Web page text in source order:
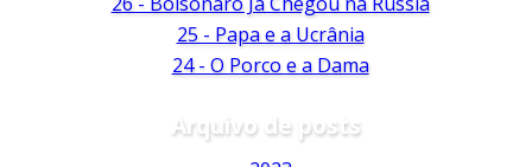
25 - Papa e a Ucrânia
24 - O Porco e a Dama
Arquivo de posts